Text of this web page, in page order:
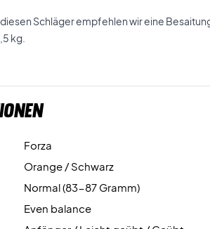
Schläger empfehlen wir eine
kg.
Forza
Orange / Schwarz
Normal (83-87 Gramm)
Even balance